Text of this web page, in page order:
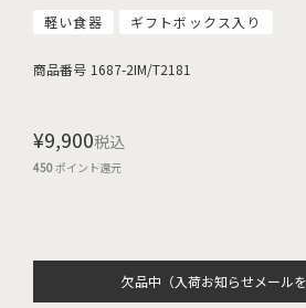
軽い食器 ギフトボックス入り
商品番号 1687-2IM/T2181
¥9,900税込
450ポイント還元
欠品中（入荷お知らせメールを